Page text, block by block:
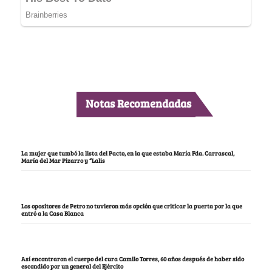
Notas Recomendadas
La mujer que tumbó la lista del Pacto, en la que estaba María Fda. Carrascal,
María del Mar Pizarro y “Lalis
Los opositores de Petro no tuvieron más opción que criticar la puerta por la que
entró a la Casa Blanca
Así encontraron el cuerpo del cura Camilo Torres, 60 años después de haber sido
escondido por un general del Ejército